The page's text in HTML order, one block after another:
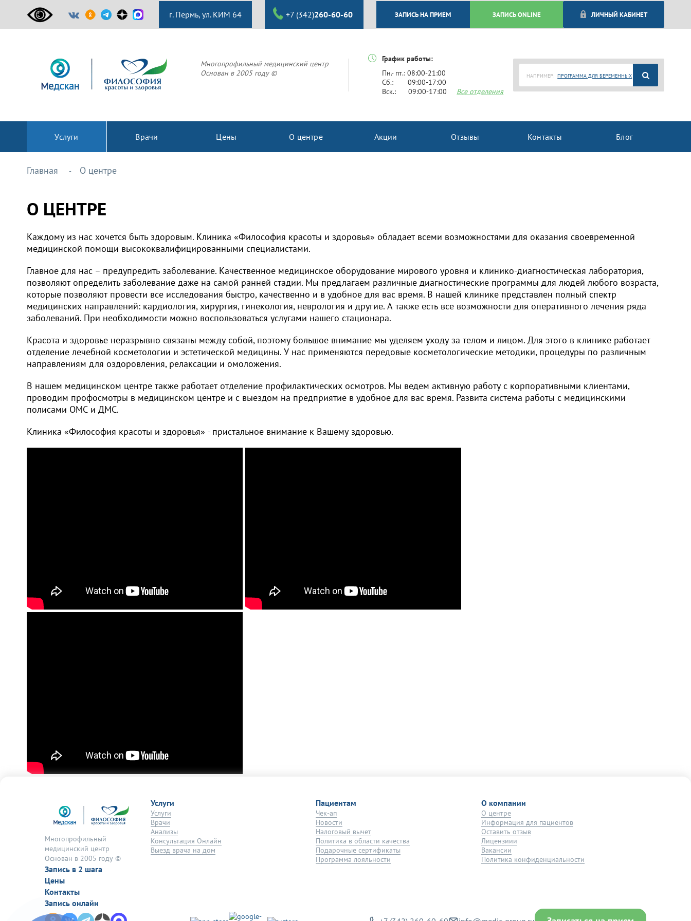
г. Пермь, ул. КИМ 64 +7 (342)260-60-60 ЗАПИСЬ НА ПРИЕМ ЗАПИСЬ ONLINE ЛИЧНЫЙ КАБИНЕТ
Многопрофильный медицинский центр
Основан в 2005 году ©
График работы:
Пн.- пт.: 08:00-21:00
Сб.: 09:00-17:00
Вск.: 09:00-17:00
Все отделения
НАПРИМЕР: ПРОГРАММА ДЛЯ БЕРЕМЕННЫХ
Услуги Врачи Цены О центре Акции Отзывы Контакты Блог
Главная О центре
О ЦЕНТРЕ
Каждому из нас хочется быть здоровым. Клиника «Философия красоты и здоровья» обладает всеми возможностями для оказания своевременной
медицинской помощи высококвалифицированными специалистами.
Главное для нас – предупредить заболевание. Качественное медицинское оборудование мирового уровня и клинико-диагностическая лаборатория,
позволяют определить заболевание даже на самой ранней стадии. Мы предлагаем различные диагностические программы для людей любого возраста,
которые позволяют провести все исследования быстро, качественно и в удобное для вас время. В нашей клинике представлен полный спектр
медицинских направлений: кардиология, хирургия, гинекология, неврология и другие. А также есть все возможности для оперативного лечения ряда
заболеваний. При необходимости можно воспользоваться услугами нашего стационара.
Красота и здоровье неразрывно связаны между собой, поэтому большое внимание мы уделяем уходу за телом и лицом. Для этого в клинике работает
отделение лечебной косметологии и эстетической медицины. У нас применяются передовые косметологические методики, процедуры по различным
направлениям для оздоровления, релаксации и омоложения.
В нашем медицинском центре также работает отделение профилактических осмотров. Мы ведем активную работу с корпоративными клиентами,
проводим профосмотры в медицинском центре и с выездом на предприятие в удобное для вас время. Развита система работы с медицинскими
полисами ОМС и ДМС.
Клиника «Философия красоты и здоровья» - пристальное внимание к Вашему здоровью.
Многопрофильный
медицинский центр
Основан в 2005 году ©
Запись в 2 шага
Цены
Контакты
Запись онлайн
Услуги
Услуги
Врачи
Анализы
Консультация Онлайн
Выезд врача на дом
Пациентам
Чек-ап
Новости
Налоговый вычет
Политика в области качества
Подарочные сертификаты
Программа лояльности
О компании
О центре
Информация для пациентов
Оставить отзыв
Лицензиии
Вакансии
Политика конфиденциальности